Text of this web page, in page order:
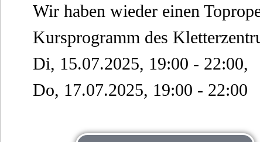
Wir haben wieder einen
Kursprogramm des
Di, 15.07.2025, 19:00 - 22:00,
Do, 17.07.2025, 19:00 - 22:00